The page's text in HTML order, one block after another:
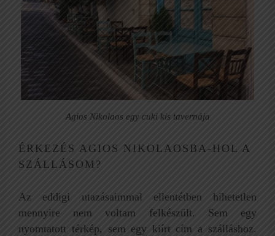
Agios Nikolaos egy cuki kis tavernája
ÉRKEZÉS AGIOS NIKOLAOSBA-HOL A
SZÁLLÁSOM?
Az eddigi utazásaimmal ellentétben hihetetlen
mennyire nem voltam felkészült. Sem egy
nyomtatott térkép, sem egy kiírt cím a szálláshoz.